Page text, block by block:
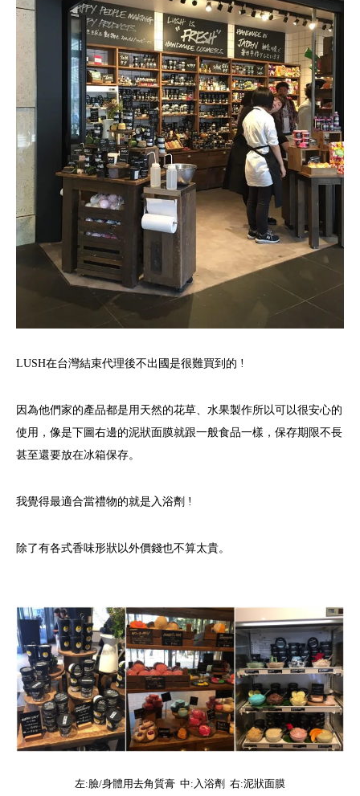
LUSH在台灣結束代理後不出國是很難買到的 !
因為他們家的產品都是用天然的花草、水果製作所以可以很安心的
使用，像是下圖右邊的泥狀面膜就跟一般食品一樣，保存期限不長
甚至還要放在冰箱保存。
我覺得最適合當禮物的就是入浴劑 !
除了有各式香味形狀以外價錢也不算太貴。
左:臉/身體用去角質膏 中:入浴劑 右:泥狀面膜